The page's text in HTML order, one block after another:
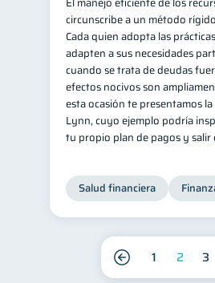
circunscribe a un método
Cada quien adopta las
adapten a sus necesidades
cuando se trata de deudas
efectos nocivos son
esta ocasión te presentamos
Lynn, cuyo ejemplo podría
tu propio plan de pagos y salir
Salud financiera
1 2 3